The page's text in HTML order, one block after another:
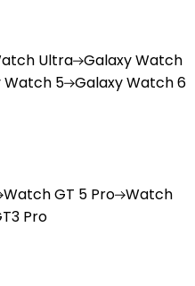
Ultra GalaxyWatch
Watch 5 GalaxyWatch 6
WatchGT 5 Pro Watch
Pro